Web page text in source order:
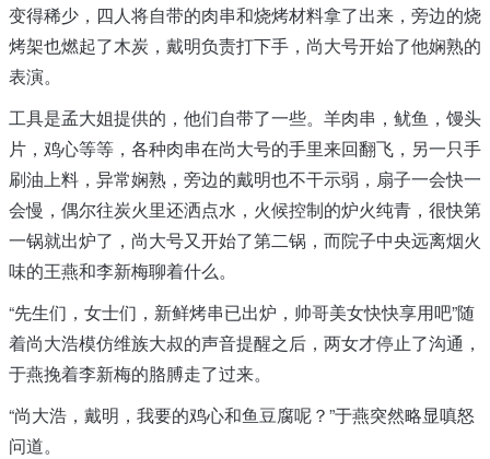
变得稀少，四人将自带的肉串和烧烤材料拿了出来，旁边的烧
烤架也燃起了木炭，戴明负责打下手，尚大号开始了他娴熟的
表演。
工具是孟大姐提供的，他们自带了一些。羊肉串，鱿鱼，馒头
片，鸡心等等，各种肉串在尚大号的手里来回翻飞，另一只手
刷油上料，异常娴熟，旁边的戴明也不干示弱，扇子一会快一
会慢，偶尔往炭火里还洒点水，火候控制的炉火纯青，很快第
一锅就出炉了，尚大号又开始了第二锅，而院子中央远离烟火
味的王燕和李新梅聊着什么。
“先生们，女士们，新鲜烤串已出炉，帅哥美女快快享用吧”随
着尚大浩模仿维族大叔的声音提醒之后，两女才停止了沟通，
于燕挽着李新梅的胳膊走了过来。
“尚大浩，戴明，我要的鸡心和鱼豆腐呢？”于燕突然略显嗔怒
问道。